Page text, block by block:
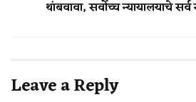
थांबवावा, सर्वोच्च न्यायालयाचे सर्व
Leave a Reply